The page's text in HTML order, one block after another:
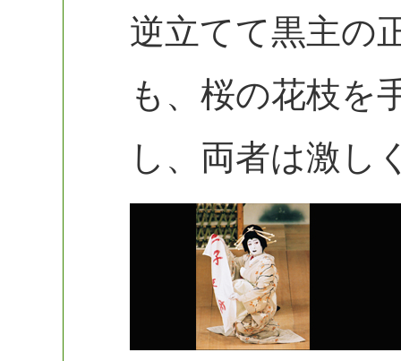
逆立てて黒主の
も、桜の花枝を
し、両者は激し